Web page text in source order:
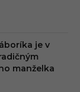
je v
manželka